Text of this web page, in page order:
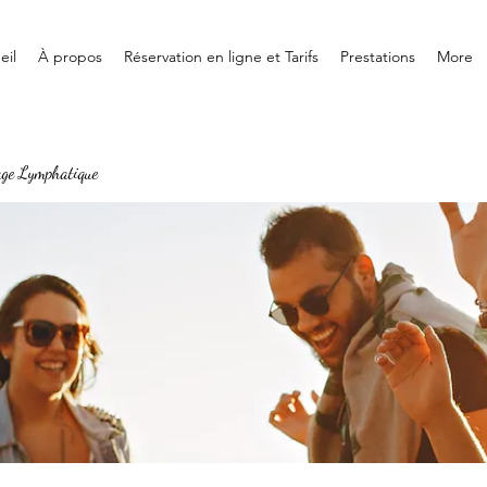
À propos Réservation en ligne et Tarifs Prestations More
Lymphatique